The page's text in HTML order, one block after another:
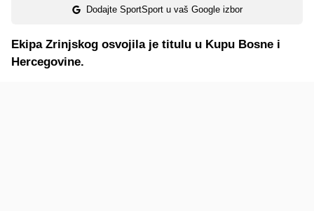
Dodajte SportSport u vaš Google izbor
Ekipa Zrinjskog osvojila je titulu u Kupu Bosne i
Hercegovine.